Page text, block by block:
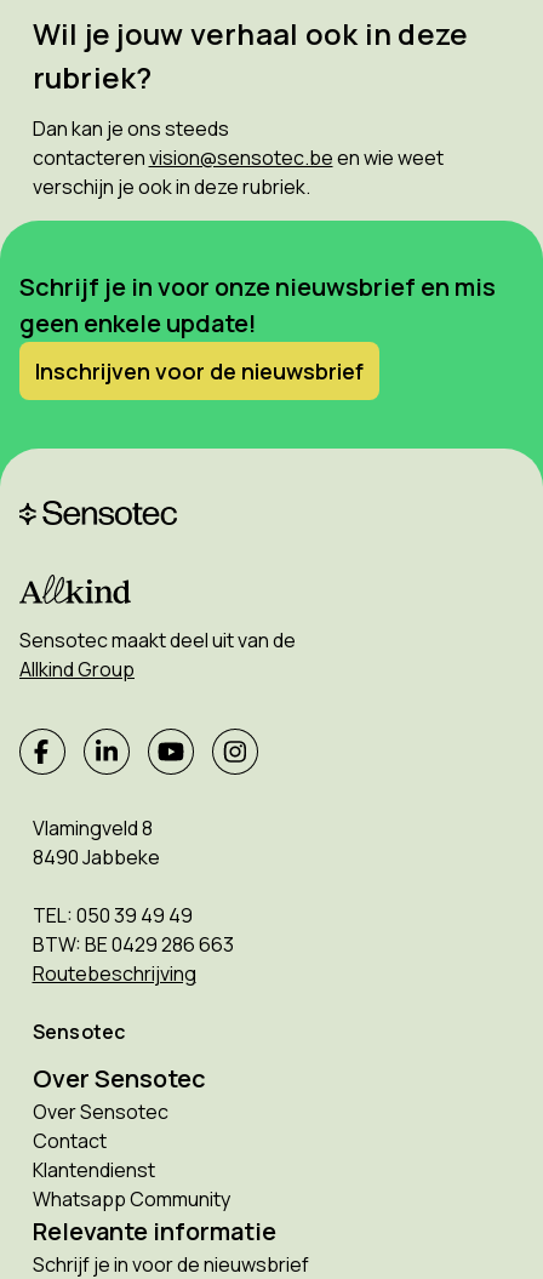
Wil je jouw verhaal ook in deze
rubriek?
Dan kan je ons steeds
contacterenvision@sensotec.been wie weet
verschijn je ook in deze rubriek.
Schrijf je in voor onze nieuwsbrief en mis
geen enkele update!
Inschrijven voor de nieuwsbrief
Sensotec maakt deel uit van de
Allkind Group
Vlamingveld 8
8490 Jabbeke
TEL: 050 39 49 49
BTW: BE 0429 286 663
Routebeschrijving
Sensotec
Over Sensotec
Over Sensotec
Contact
Klantendienst
Whatsapp Community
Relevante informatie
Schrijf je in voor de nieuwsbrief